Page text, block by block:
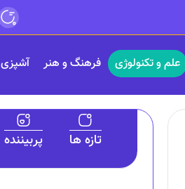
علم و تکنولوژی فرهنگ و هنر آشپزی
تازه ها پربیننده